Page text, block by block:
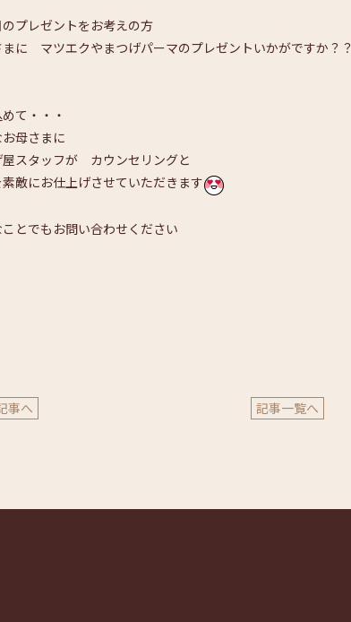
プレゼントをお考えの方
まに マツエクやまつげパーマのプレゼントいかがですか？？
て・・・
母さまに
屋スタッフが カウンセリングと
素敵にお仕上げさせていただきます
ことでもお問い合わせください
事へ 記事一覧へ